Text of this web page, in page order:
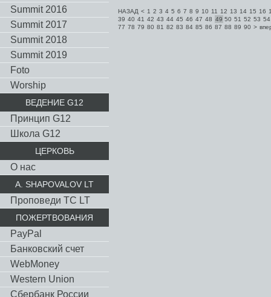
Summit 2016
Summit 2017
Summit 2018
Summit 2019
Foto
Worship
ВЕДЕНИЕ G12
Принцип G12
Школа G12
ЦЕРКОВЬ
О нас
A. SHAPOVALOV LT
Проповеди TC LT
ПОЖЕРТВОВАНИЯ
PayPal
Банковский счет
WebMoney
Western Union
Сбербанк России
НАЗАД < 1 2 3 4 5 6 7 8 9 10 11 12 13 14 15 16
39 40 41 42 43 44 45 46 47 48 49 50 51 52 53 54
77 78 79 80 81 82 83 84 85 86 87 88 89 90 >